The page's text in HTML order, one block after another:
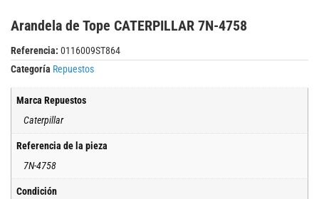
Arandela de Tope CATERPILLAR 7N-4758
Referencia: 0116009ST864
Categoría Repuestos
Marca Repuestos
Caterpillar
Referencia de la pieza
7N-4758
Condición